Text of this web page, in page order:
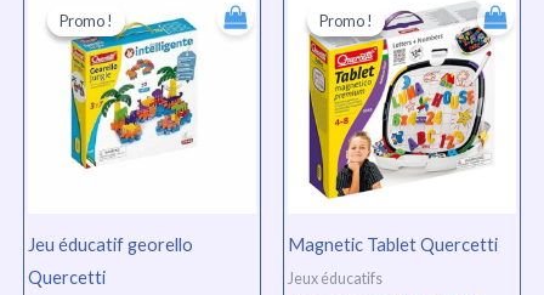
Promo !
Jeu éducatif georello
Quercetti
Promo !
initial
était :
TND
61.000.
prix
actuel
Promo !
Magnetic Tablet Quercetti
Promo !
Jeux éducatifs
prix
initial
était :
TND
103.000.
prix
actuel
est :
TND
77.000.